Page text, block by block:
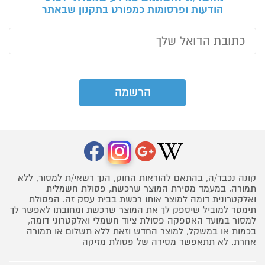
הודעות ופרסומות כמפורט בתקנון שבאתר
קונה נכבד/ה, בהתאם להוראות החוק, הנך רשאי/ת למסור, ללא
תמורה, במעמד מסירת המוצר שרכשת, פסולת חשמלית
ואלקטרונית דומה למוצר אותו רכשת בבית עסק זה. הפסולת
תימסר למוביל שיספק לך את המוצר שרכשת ומחובתו לאפשר לך
למסור במועד האספקה פסולת ציוד חשמלי ואלקטרוני דומה,
בכמות או במשקל, למוצר החדש וזאת ללא תשלום או תמורה
אחרת. לא תתאפשר מסירה של פסולת מזיקה